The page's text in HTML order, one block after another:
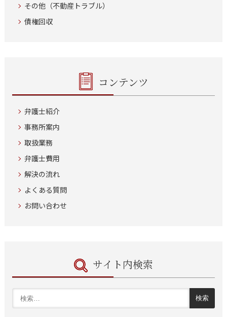
その他（不動産トラブル）
債権回収
コンテンツ
弁護士紹介
事務所案内
取扱業務
弁護士費用
解決の流れ
よくある質問
お問い合わせ
サイト内検索